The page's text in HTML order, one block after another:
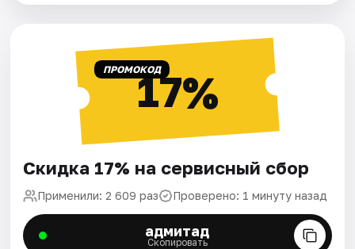
ПРОМОКОД17%
Скидка 17% на сервисный сбор
Применили: 2 609 раз Проверено: 1 минуту назад
адмитад
Скопировать